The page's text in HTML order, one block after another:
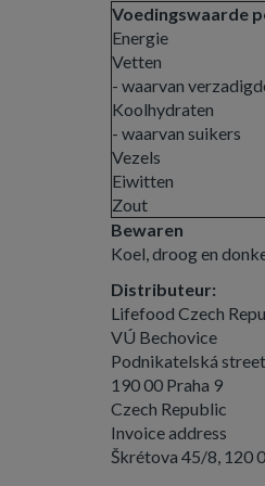
Voedingswaarde
Energie
Vetten
- waarvan
Koolhydraten
- waarvan suikers
Vezels
Eiwitten
Zout
Bewaren
Koel, droog en
Distributeur:
Lifefood Czech
VÚ Bechovice
Podnikatelská
190 00 Praha 9
Czech Republic
Invoice address
Škrétova 45/8, 120